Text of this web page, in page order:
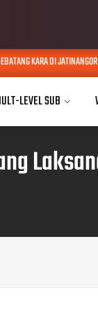
KARA DI JATINANGOR
LEVEL SUB